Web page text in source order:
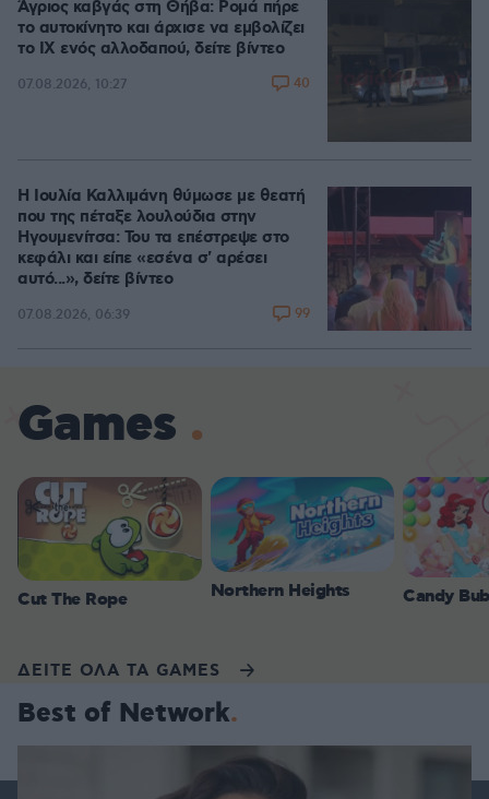
Άγριος καβγάς στη Θήβα: Ρομά πήρε
το αυτοκίνητο και άρχισε να εμβολίζει
το ΙΧ ενός αλλοδαπού, δείτε βίντεο
07.08.2026, 10:27 40
Η Ιουλία Καλλιμάνη θύμωσε με θεατή
που της πέταξε λουλούδια στην
Ηγουμενίτσα: Του τα επέστρεψε στο
κεφάλι και είπε «εσένα σ' αρέσει
αυτό...», δείτε βίντεο
07.08.2026, 06:39 99
Games
Cut The Rope Northern Heights Candy
ΔΕΙΤΕ ΟΛΑ ΤΑ GAMES
Best of Network